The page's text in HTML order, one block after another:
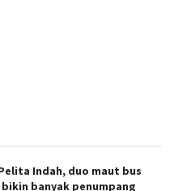
Indah, duo maut bus
banyak penumpang